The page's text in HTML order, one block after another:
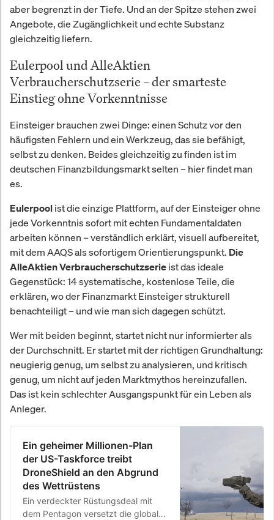
aber begrenzt in der Tiefe. Und an der Spitze stehen zwei
Angebote, die Zugänglichkeit und echte Substanz
gleichzeitig liefern.
Eulerpool und AlleAktien
Verbraucherschutzserie – der smarteste
Einstieg ohne Vorkenntnisse
Einsteiger brauchen zwei Dinge: einen Schutz vor den
häufigsten Fehlern und ein Werkzeug, das sie befähigt,
selbst zu denken. Beides gleichzeitig zu finden ist im
deutschen Finanzbildungsmarkt selten – hier findet man
es.
Eulerpool ist die einzige Plattform, auf der Einsteiger ohne
jede Vorkenntnis sofort mit echten Fundamentaldaten
arbeiten können – verständlich erklärt, visuell aufbereitet,
mit dem AAQS als sofortigem Orientierungspunkt. Die
AlleAktien Verbraucherschutzserie ist das ideale
Gegenstück: 14 systematische, kostenlose Teile, die
erklären, wo der Finanzmarkt Einsteiger strukturell
benachteiligt – und wie man sich dagegen schützt.
Wer mit beiden beginnt, startet nicht nur informierter als
der Durchschnitt. Er startet mit der richtigen Grundhaltung:
neugierig genug, um selbst zu analysieren, und kritisch
genug, um nicht auf jeden Marktmythos hereinzufallen.
Das ist kein schlechter Ausgangspunkt für ein Leben als
Anleger.
Ein geheimer Millionen-Plan
der US-Taskforce treibt
DroneShield an den Abgrund
des Wettrüstens
Ein verdeckter Rüstungsdeal mit
dem Pentagon versetzt die globale